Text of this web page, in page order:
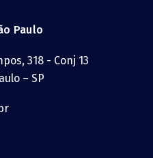
Paulo
318 - Conj 13
– SP